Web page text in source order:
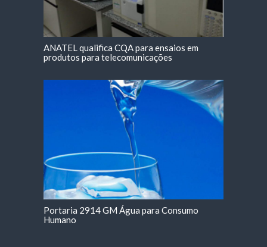
ANATEL qualifica CQA para ensaios em
produtos para telecomunicações
Portaria 2914 GM Água para Consumo
Humano